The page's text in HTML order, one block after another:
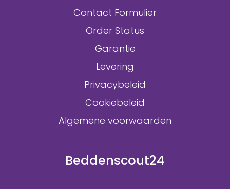
Contact Formulier
Order Status
Garantie
Levering
Privacybeleid
Cookiebeleid
Algemene voorwaarden
Beddenscout24